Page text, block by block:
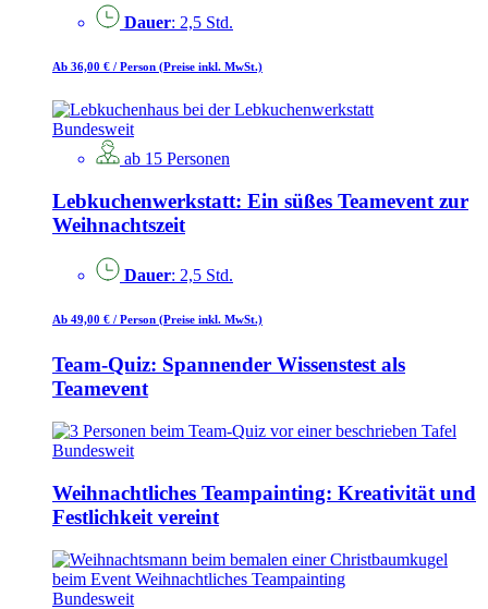
Dauer: 2,5 Std.
Ab 36,00 € / Person (Preise inkl. MwSt.)
Bundesweit
ab 15 Personen
Lebkuchenwerkstatt: Ein süßes Teamevent zur
Weihnachtszeit
Dauer: 2,5 Std.
Ab 49,00 € / Person (Preise inkl. MwSt.)
Team-Quiz: Spannender Wissenstest als
Teamevent
Bundesweit
Weihnachtliches Teampainting: Kreativität und
Festlichkeit vereint
Bundesweit